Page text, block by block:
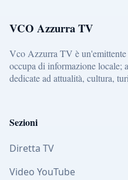
VCO Azzurra TV
Vco Azzurra TV è un'emittente
occupa di informazione locale;
dedicate ad attualità, cultura,
Sezioni
Diretta TV
Video YouTube